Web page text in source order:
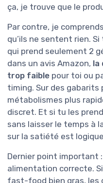
ça, je trouve que le
Par contre, je
qu’ils ne sentent rien.
qui prend seulement 2
dans un avis Amazon, la
trop faible pour toi ou
timing. Sur des gabarits
métabolismes plus
discret. Et si tu les
sans laisser le temps à
sur la satiété est
Dernier point important
alimentation correcte.
fast-food bien gras, les